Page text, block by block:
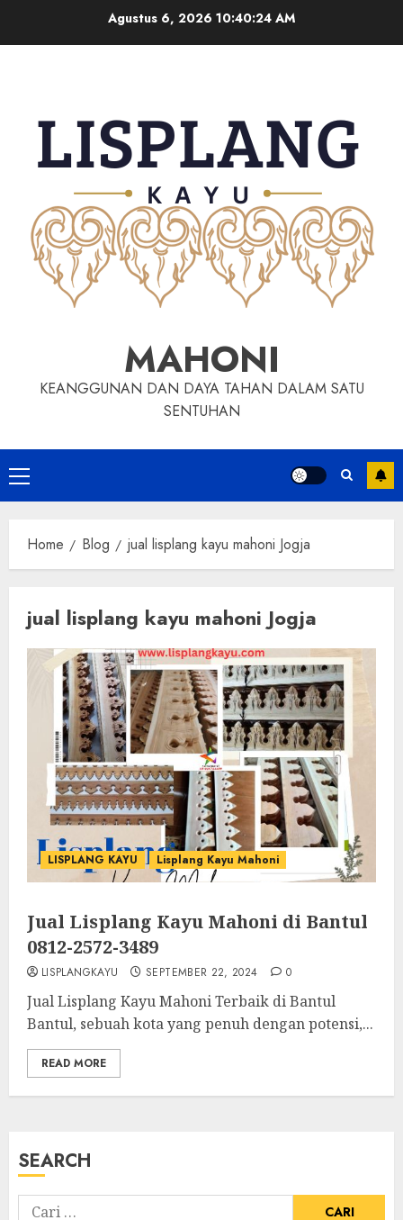
Agustus 6, 2026 10:40:24 AM
MAHONI
KEANGGUNAN DAN DAYA TAHAN DALAM SATU
SENTUHAN
Home Blog jual lisplang kayu mahoni Jogja
jual lisplang kayu mahoni Jogja
LISPLANG KAYU Lisplang Kayu Mahoni
Jual Lisplang Kayu Mahoni di Bantul
0812-2572-3489
LISPLANGKAYU SEPTEMBER 22, 2024 0
Jual Lisplang Kayu Mahoni Terbaik di Bantul
Bantul, sebuah kota yang penuh dengan potensi,...
READ MORE
SEARCH